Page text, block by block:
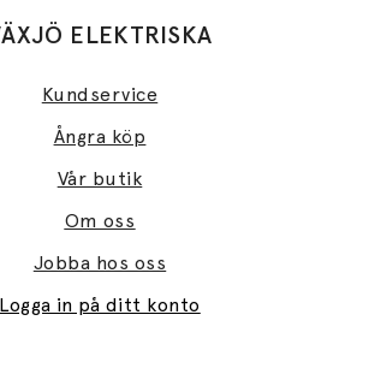
ELEKTRISKA
Kundservice
Ångra köp
Vår butik
Om oss
Jobba hos oss
Logga in på ditt konto